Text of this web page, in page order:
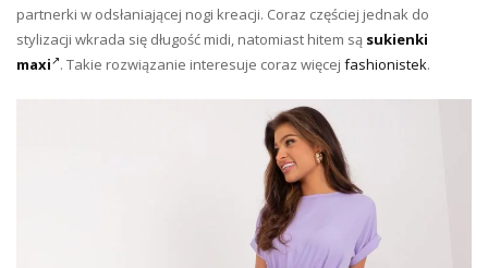
partnerki w odsłaniającej nogi kreacji. Coraz częściej jednak do
stylizacji wkrada się długość midi, natomiast hitem są sukienki
maxi . Takie rozwiązanie interesuje coraz więcej fashionistek.